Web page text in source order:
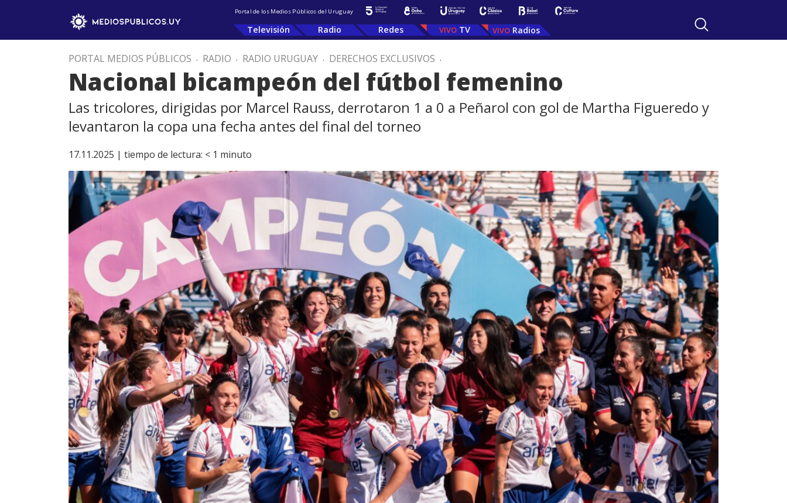
Portal de los Medios Públicos del Uruguay
Televisión Radio Redes TV Radios
PORTAL MEDIOS PÚBLICOS . RADIO . RADIO URUGUAY . DERECHOS EXCLUSIVOS .
Nacional bicampeón del fútbol femenino
Las tricolores, dirigidas por Marcel Rauss, derrotaron 1 a 0 a Peñarol con gol de Martha Figueredo y
levantaron la copa una fecha antes del final del torneo
17.11.2025 | tiempo de lectura: < 1 minuto